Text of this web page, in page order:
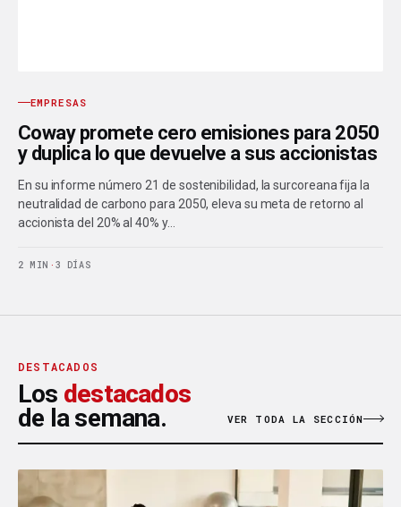
EMPRESAS
Coway promete cero emisiones para 2050
y duplica lo que devuelve a sus accionistas
En su informe número 21 de sostenibilidad, la surcoreana fija la
neutralidad de carbono para 2050, eleva su meta de retorno al
accionista del 20% al 40% y…
2 MIN · 3 DÍAS
DESTACADOS
Los destacados
de la semana.
VER TODA LA SECCIÓN